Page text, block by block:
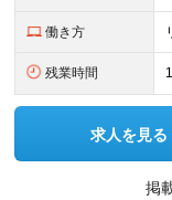
働き方
残業時間
求人を見る
掲